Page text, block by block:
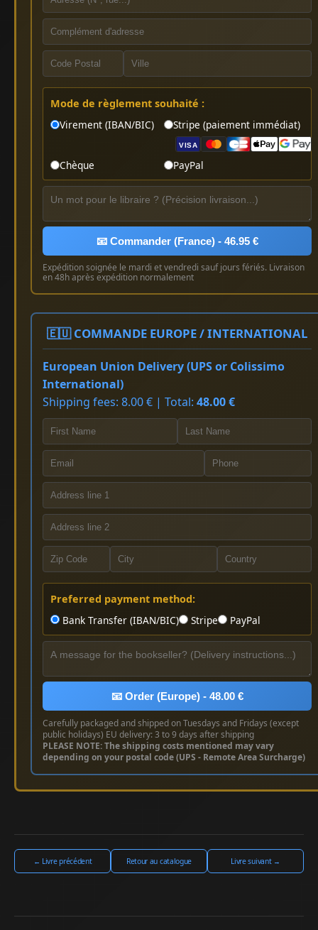
Mode de règlement souhaité :
Virement (IBAN/BIC)
Stripe (paiement immédiat)
VISA
Chèque PayPal
📧 Commander (France) - 46.95 €
Expédition soignée le mardi et vendredi sauf jours fériés. Livraison
en 48h après expédition normalement
🇪🇺 COMMANDE EUROPE / INTERNATIONAL
European Union Delivery (UPS or Colissimo
International)
Shipping fees: 8.00 € | Total: 48.00 €
Preferred payment method:
Bank Transfer (IBAN/BIC)
Stripe PayPal
📧 Order (Europe) - 48.00 €
Carefully packaged and shipped on Tuesdays and Fridays (except
public holidays) EU delivery: 3 to 9 days after shipping
PLEASE NOTE: The shipping costs mentioned may vary
depending on your postal code (UPS - Remote Area Surcharge)
← Livre précédent Retour au catalogue Livre suivant →